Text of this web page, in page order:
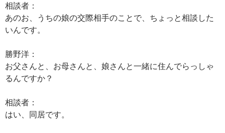
相談者：
あのお、うちの娘の交際相手のことで、ちょっと相談した
いんです。
勝野洋：
お父さんと、お母さんと、娘さんと一緒に住んでらっしゃ
るんですか？
相談者：
はい、同居です。